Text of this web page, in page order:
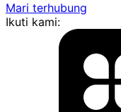
Mari terhubung
Ikuti kami: